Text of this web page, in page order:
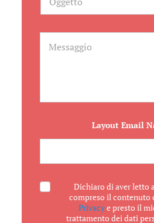
g
tM
i
Layout Email
A
c
Dichiaro di aver letto
compreso il
Privacye presto il
trattamento dei dati